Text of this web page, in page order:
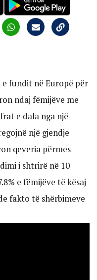
fundit në Europë për
ndaj fëmijëve me
e dala nga një
një gjendje
qeveria përmes
i shtrirë në 10
e fëmijëve të kësaj
fakto të shërbimeve